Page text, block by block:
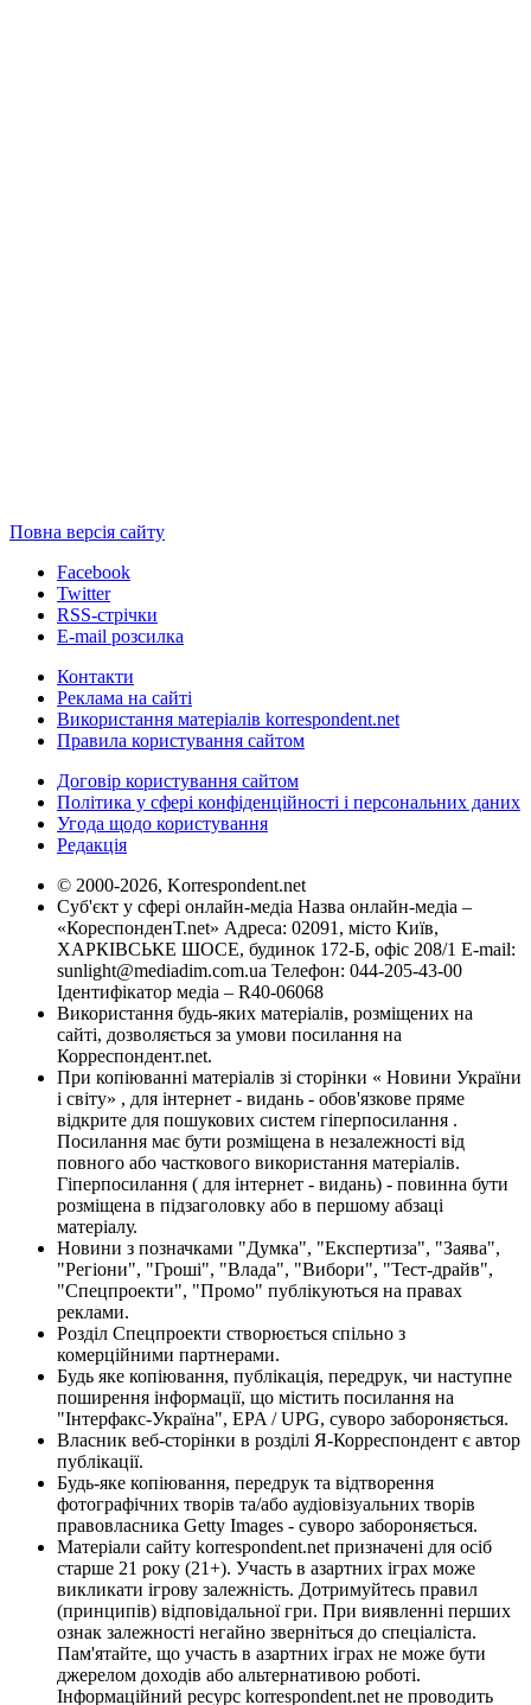
Повна версія сайту
Facebook
Twitter
RSS-стрічки
E-mail розсилка
Контакти
Реклама на сайті
Використання матеріалів korrespondent.net
Правила користування сайтом
Договір користування сайтом
Політика у сфері конфіденційності і персональних даних
Угода щодо користування
Редакція
© 2000-2026, Korrespondent.net
Суб'єкт у сфері онлайн-медіа Назва онлайн-медіа –
«КореспонденТ.net» Адреса: 02091, місто Київ,
ХАРКІВСЬКЕ ШОСЕ, будинок 172-Б, офіс 208/1 E-mail:
sunlight@mediadim.com.ua Телефон: 044-205-43-00
Ідентифікатор медіа – R40-06068
Використання будь-яких матеріалів, розміщених на
сайті, дозволяється за умови посилання на
Корреспондент.net.
При копіюванні матеріалів зі сторінки « Новини України
і світу» , для інтернет - видань - обов'язкове пряме
відкрите для пошукових систем гіперпосилання .
Посилання має бути розміщена в незалежності від
повного або часткового використання матеріалів.
Гіперпосилання ( для інтернет - видань) - повинна бути
розміщена в підзаголовку або в першому абзаці
матеріалу.
Новини з позначками "Думка", "Експертиза", "Заява",
"Регіони", "Гроші", "Влада", "Вибори", "Тест-драйв",
"Спецпроекти", "Промо" публікуються на правах
реклами.
Розділ Спецпроекти створюється спільно з
комерційними партнерами.
Будь яке копіювання, публікація, передрук, чи наступне
поширення інформації, що містить посилання на
"Інтерфакс-Україна", EPA / UPG, суворо забороняється.
Власник веб-сторінки в розділі Я-Корреспондент є автор
публікації.
Будь-яке копіювання, передрук та відтворення
фотографічних творів та/або аудіовізуальних творів
правовласника Getty Images - суворо забороняється.
Матеріали сайту korrespondent.net призначені для осіб
старше 21 року (21+). Участь в азартних іграх може
викликати ігрову залежність. Дотримуйтесь правил
(принципів) відповідальної гри. При виявленні перших
ознак залежності негайно зверніться до спеціаліста.
Пам'ятайте, що участь в азартних іграх не може бути
джерелом доходів або альтернативою роботі.
Інформаційний ресурс korrespondent.net не проводить